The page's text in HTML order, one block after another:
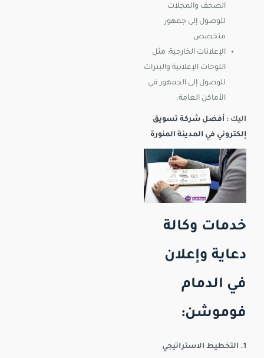
الصحف والمجلات
للوصول إلى جمهور
متخصص.
الإعلانات الخارجية: مثل
اللوحات الإعلانية والبنرات
للوصول إلى الجمهور في
الأماكن العامة.
اليك : أفضل شركة تسويق
إلكتروني في المدينة المنورة
خدمات وكالة
دعاية وإعلان
في الدمام
فوموشن:
1. التخطيط الاستراتيجي